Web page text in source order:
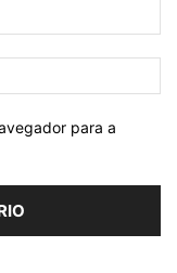
para a